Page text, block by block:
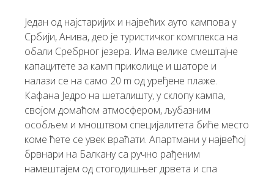
Један од најстаријих и највећих ауто кампова у
Србији, Анива, део је туристичког комплекса на
обали Сребрног језера. Има велике смештајне
капацитете за камп приколице и шаторе и
налази се на само 20 m од уређене плаже.
Кафана Једро на шеталишту, у склопу кампа,
својом домаћом атмосфером, љубазним
особљем и мноштвом специјалитета биће место
коме ћете се увек враћати. Апартмани у највећој
брвнари на Балкану са ручно рађеним
намештајем од стогодишњег дрвета и спа